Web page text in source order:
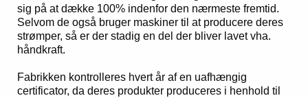
sig på at dække 100% indenfor den nærmeste fremtid.
Selvom de også bruger maskiner til at producere deres
strømper, så er der stadig en del der bliver lavet vha.
håndkraft.
Fabrikken kontrolleres hvert år af en uafhængig
certificator, da deres produkter produceres i henhold til